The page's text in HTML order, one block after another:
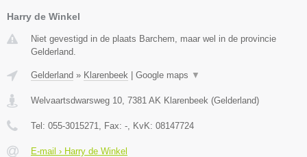
Harry de Winkel
Niet gevestigd in de plaats Barchem, maar wel in de provincie
Gelderland.
Gelderland » Klarenbeek Google maps ▼
Welvaartsdwarsweg 10 7381 AK Klarenbeek (Gelderland)
Tel: 055-3015271 , Fax: - , KvK: 08147724
E-mail › Harry de Winkel